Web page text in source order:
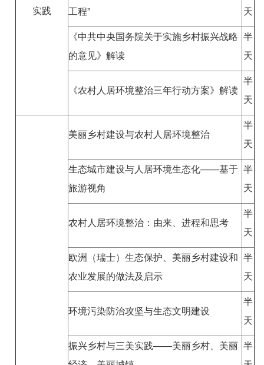
实践
工程”
天
《中共中央国务院关于实施乡村振兴战略
的意见》解读
半
天
《农村人居环境整治三年行动方案》解读
半
天
美丽乡村建设与农村人居环境整治
半
天
生态城市建设与人居环境生态化——基于
旅游视角
半
天
农村人居环境整治：由来、进程和思考
半
天
欧洲（瑞士）生态保护、美丽乡村建设和
农业发展的做法及启示
半
天
环境污染防治攻坚与生态文明建设
半
天
振兴乡村与三美实践——美丽乡村、美丽 半